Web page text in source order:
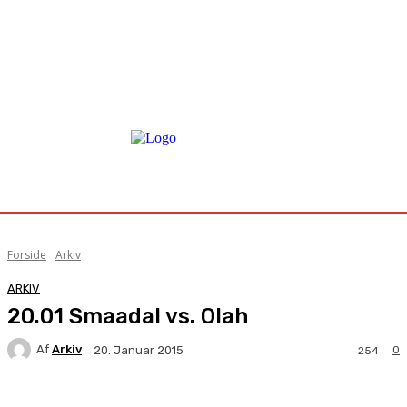
Forside Arkiv
ARKIV
20.01 Smaadal vs. Olah
Af Arkiv 20. Januar 2015 0
254